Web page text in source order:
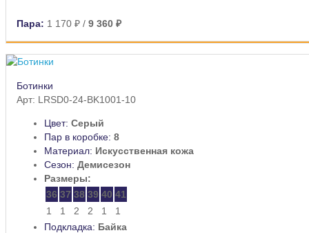
Пара: 1 170 ₽ / 9 360 ₽
Ботинки
Арт: LRSD0-24-BK1001-10
Цвет: Серый
Пар в коробке: 8
Материал: Искусственная кожа
Сезон: Демисезон
Размеры:
36 37 38 39 40 41
1
1 2 2 1
1
Подкладка: Байка